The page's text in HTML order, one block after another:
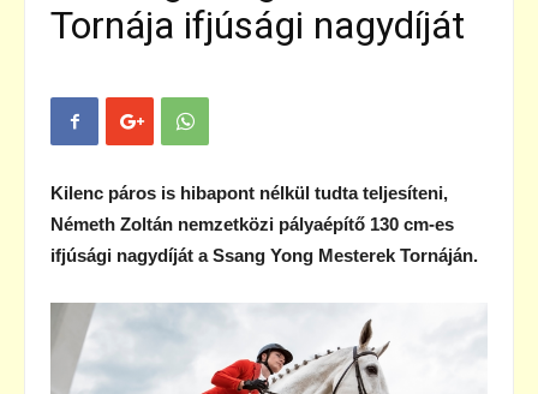
Tornája ifjúsági nagydíját
Kilenc páros is hibapont nélkül tudta teljesíteni,
Németh Zoltán nemzetközi pályaépítő 130 cm-es
ifjúsági nagydíját a Ssang Yong Mesterek Tornáján.